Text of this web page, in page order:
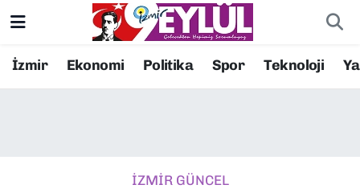
İzmir Ekonomi Politika Spor Teknoloji
İZMİR GÜNCEL
Resmi İlanlar
Konak Nöbetçi Eczaneler
Süper Lig Puan Durumu ve Fikstür